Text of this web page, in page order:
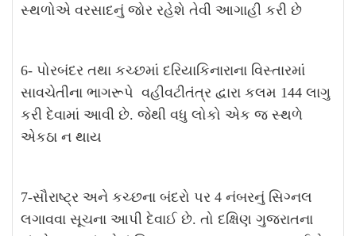
સ્થળોએ વરસાદનું જોર રહેશે તેવી આગાહી કરી છે
6- પોરબંદર તથા કચ્છમાં દરિયાકિનારાના વિસ્તારમાં
સાવચેતીના ભાગરૂપે વહીવટીતંત્ર દ્વારા કલમ 144 લાગુ
કરી દેવામાં આવી છે. જેથી વધુ લોકો એક જ સ્થળે
એકઠા ન થાય
7-સૌરાષ્ટ્ર અને કચ્છના બંદરો પર 4 નંબરનું સિગ્નલ
લગાવવા સૂચના આપી દેવાઈ છે. તો દક્ષિણ ગુજરાતના